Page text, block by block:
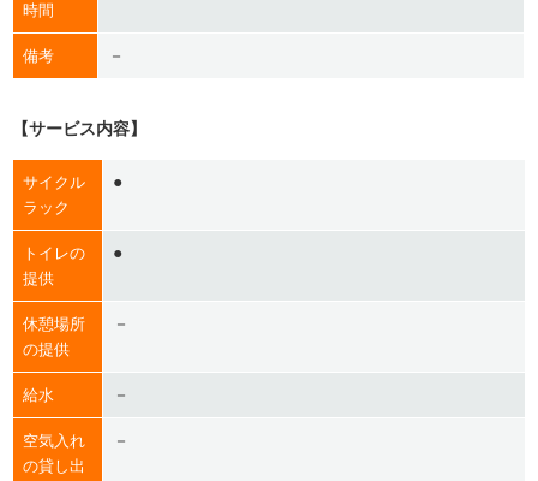
時間
備考 －
【サービス内容】
サイクル
ラック
●
トイレの
提供
●
休憩場所
の提供
－
給水 －
空気入れ
の貸し出
－